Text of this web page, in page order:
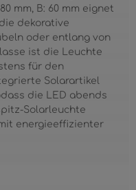
mm, B: 60 mm eignet
dekorative
oder entlang von
ist die Leuchte
für den
Solarartikel
die LED abends
Solarleuchte
energieeffizienter